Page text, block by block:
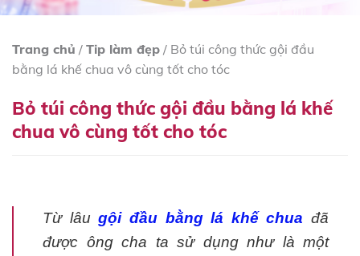
Trang chủ / Tip làm đẹp / Bỏ túi công thức gội đầu
bằng lá khế chua vô cùng tốt cho tóc
Bỏ túi công thức gội đầu bằng lá khế
chua vô cùng tốt cho tóc
Từ lâugội đầu bằng lá khế chua đã
được ông cha ta sử dụng như là một